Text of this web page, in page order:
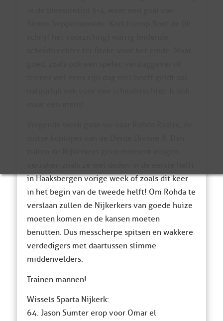
in Haaksbergen vorige week of zoals dit keer
in het begin van de tweede helft! Om Rohda te
verslaan zullen de Nijkerkers van goede huize
moeten komen en de kansen moeten
benutten. Dus messcherpe spitsen en wakkere
verdedigers met daartussen slimme
middenvelders.
Trainen mannen!
Wissels Sparta Nijkerk:
64. Jason Sumter erop voor Omar el